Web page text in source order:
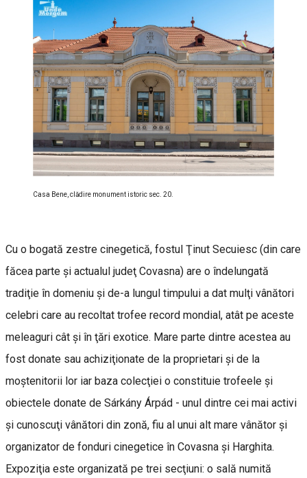
Casa Bene, clădire monument istoric sec. 20.
Cu o bogată zestre cinegetică, fostul Ţinut Secuiesc (din care
făcea parte şi actualul judeţ Covasna) are o îndelungată
tradiţie în domeniu şi de-a lungul timpului a dat mulţi vânători
celebri care au recoltat trofee record mondial, atât pe aceste
meleaguri cât şi în ţări exotice. Mare parte dintre acestea au
fost donate sau achiziţionate de la proprietari şi de la
moştenitorii lor iar baza colecţiei o constituie trofeele şi
obiectele donate de Sárkány Árpád - unul dintre cei mai activi
şi cunoscuţi vânători din zonă, fiu al unui alt mare vânător şi
organizator de fonduri cinegetice în Covasna şi Harghita.
Expoziţia este organizată pe trei secţiuni: o sală numită